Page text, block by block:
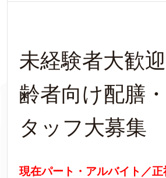
未経験者大歓
齢者向け配膳
タッフ大募集
現在パート・アルバイト／